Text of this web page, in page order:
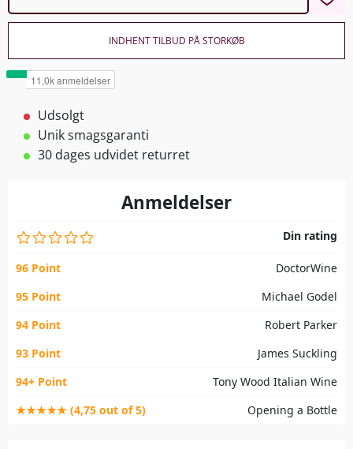
INDHENT TILBUD PÅ STORKØB
Udsolgt
Unik smagsgaranti
30 dages udvidet returret
Anmeldelser
Din rating
96 Point
DoctorWine
95 Point
Michael Godel
94 Point
Robert Parker
93 Point
James Suckling
94+ Point
Tony Wood Italian Wine
★★★★★ (4,75 out of 5)
Opening a Bottle